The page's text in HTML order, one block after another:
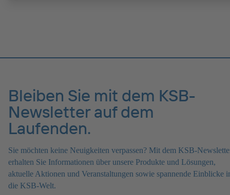
Bleiben Sie mit dem KSB-
Newsletter auf dem
Laufenden.
Sie möchten keine Neuigkeiten verpassen? Mit dem KSB-
erhalten Sie Informationen über unsere Produkte und Lösungen,
aktuelle Aktionen und Veranstaltungen sowie spannende Einblicke
die KSB-Welt.